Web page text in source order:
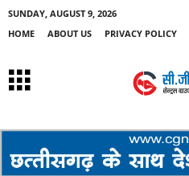
SUNDAY, AUGUST 9, 2026
HOME
ABOUT US PRIVACY POLICY